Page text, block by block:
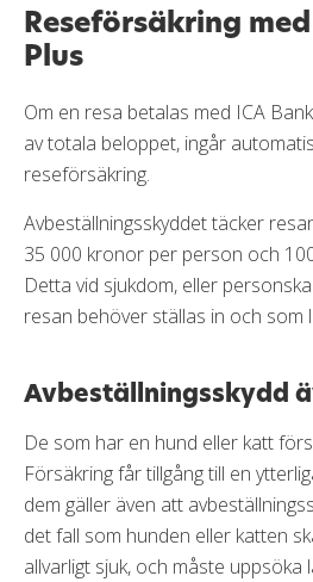
Reseförsäkring
Plus
Om en resa betalas med ICA
av totala beloppet, ingår
reseförsäkring.
Avbeställningsskyddet täcker
35 000 kronor per person och
Detta vid sjukdom, eller
resan behöver ställas in och som
Avbeställningsskydd
De som har en hund eller katt
Försäkring får tillgång till en
dem gäller även att
det fall som hunden eller katten
allvarligt sjuk, och måste uppsöka